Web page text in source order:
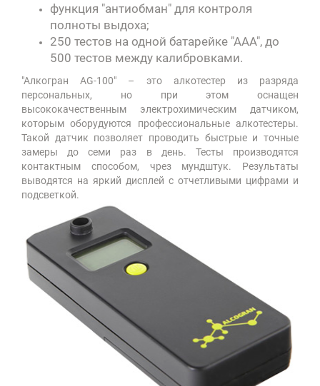
функция "антиобман" для контроля
полноты выдоха;
250 тестов на одной батарейке "ААА", до
500 тестов между калибровками.
"Алкогран AG-100" – это алкотестер из разряда
персональных, но при этом оснащен
высококачественным электрохимическим датчиком,
которым оборудуются профессиональные алкотестеры.
Такой датчик позволяет проводить быстрые и точные
замеры до семи раз в день. Тесты производятся
контактным способом, чрез мундштук. Результаты
выводятся на яркий дисплей с отчетливыми цифрами и
подсветкой.